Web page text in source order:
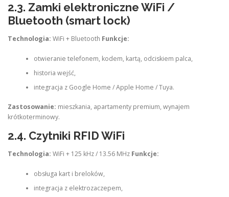
2.3. Zamki elektroniczne WiFi /
Bluetooth (smart lock)
Technologia: WiFi + Bluetooth Funkcje:
otwieranie telefonem, kodem, kartą, odciskiem palca,
historia wejść,
integracja z Google Home / Apple Home / Tuya.
Zastosowanie: mieszkania, apartamenty premium, wynajem
krótkoterminowy.
2.4. Czytniki RFID WiFi
Technologia: WiFi + 125 kHz / 13.56 MHz Funkcje:
obsługa kart i breloków,
integracja z elektrozaczepem,